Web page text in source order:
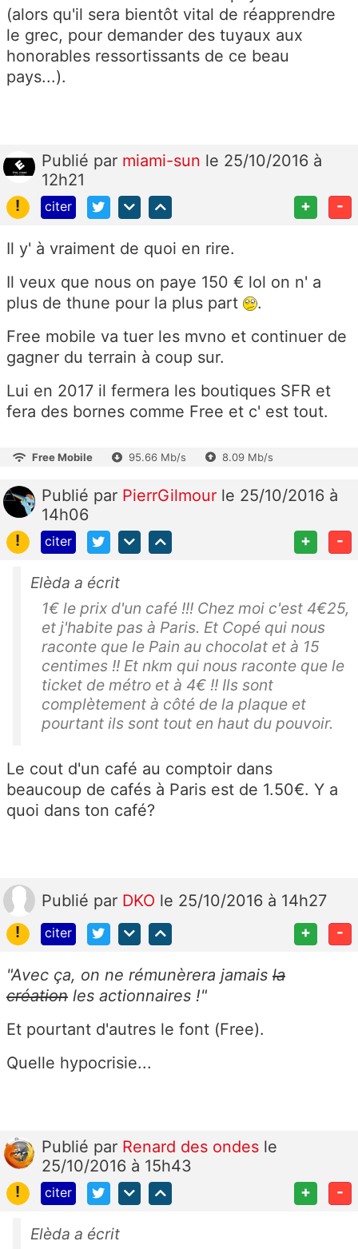
(alors qu'il sera bientôt vital de réapprendre
le grec, pour demander des tuyaux aux
honorables ressortissants de ce beau
pays...).
Publié par miami-sun le 25/10/2016 à
12h21
!
citer + -
Il y' à vraiment de quoi en rire.
Il veux que nous on paye 150 € lol on n' a
plus de thune pour la plus part
.
Free mobile va tuer les mvno et continuer de
gagner du terrain à coup sur.
Lui en 2017 il fermera les boutiques SFR et
fera des bornes comme Free et c' est tout.
Free Mobile 95.66 Mb/s 8.09 Mb/s
Publié par PierrGilmour le 25/10/2016 à
14h06
!
citer + -
Elèda a écrit
1€ le prix d'un café !!! Chez moi c'est 4€25,
et j'habite pas à Paris. Et Copé qui nous
raconte que le Pain au chocolat et à 15
centimes !! Et nkm qui nous raconte que le
ticket de métro et à 4€ !! Ils sont
complètement à côté de la plaque et
pourtant ils sont tout en haut du pouvoir.
Le cout d'un café au comptoir dans
beaucoup de cafés à Paris est de 1.50€. Y a
quoi dans ton café?
Publié par DKO le 25/10/2016 à 14h27
!
citer + -
"Avec ça, on ne rémunèrera jamais la
création les actionnaires !"
Et pourtant d'autres le font (Free).
Quelle hypocrisie...
Publié par Renard des ondes le
25/10/2016 à 15h43
!
citer + -
Elèda a écrit